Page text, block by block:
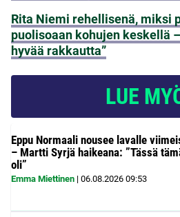
Rita Niemi rehellisenä, miksi
puolisoaan kohujen keskellä
hyvää rakkautta”
LUE
Eppu Normaali nousee lavalle
– Martti Syrjä haikeana: ”Tässä
oli”
Emma Miettinen | 06.08.2026 09:53